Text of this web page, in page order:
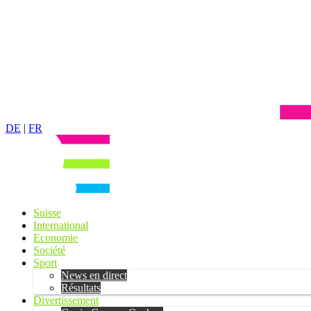
DE | FR
Suisse
International
Economie
Société
Sport
News en direct
Résultats
Divertissement